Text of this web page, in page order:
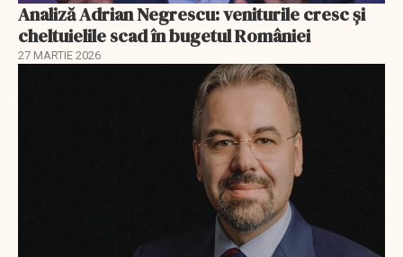
Analiză Adrian Negrescu: veniturile cresc și
cheltuielile scad în bugetul României
27 MARTIE 2026